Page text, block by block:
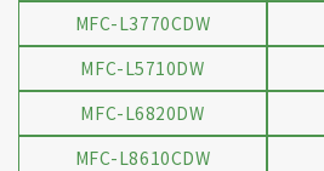
MFC-L3770CDW
MFC-L5710DW
MFC-L6820DW
MFC-L8610CDW